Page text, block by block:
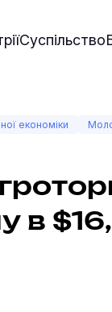
Суспільство
економіки
в